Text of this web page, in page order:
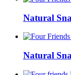
Natural
Natural